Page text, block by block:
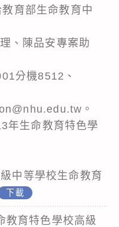
育部生命教育中
、陳品安專案助
分機8512、
。
年生命教育特色學
中等學校生命教育
下載
育特色學校高級